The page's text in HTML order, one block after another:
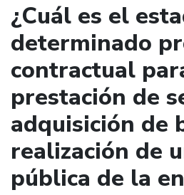
¿Cuál es el
determinado
contractual
prestación de
adquisición de
realización de
pública de la